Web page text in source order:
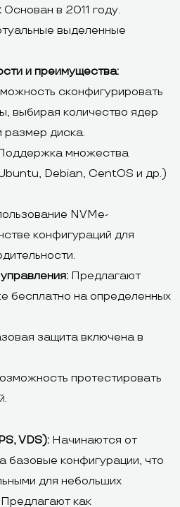
Основан в 2011 году.
выделенные
и преимущества:
сконфигурировать
выбирая количество ядер
размер диска.
множества
Debian, CentOS и др.)
NVMe-
конфигураций для
Предлагают
бесплатно на определенных
защита включена в
протестировать
VDS): Начинаются от
базовые конфигурации, что
для небольших
как